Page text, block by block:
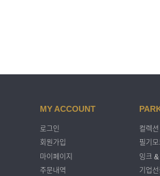
MY ACCOUNT
로그인
회원가입
마이페이지
주문내역
컬렉션
필기모
잉크 &
기업선